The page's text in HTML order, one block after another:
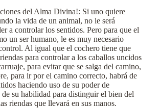
del Alma Divina!: Si uno quiere
la vida de un animal, no le será
a controlar los sentidos. Pero para que el
un ser humano, le es muy necesario
Al igual que el cochero tiene que
para controlar a los caballos uncidos
para evitar que se salga del camino,
para ir por el camino correcto, habrá de
haciendo uso de su poder de
su habilidad para distinguir el bien del
riendas que llevará en sus manos.